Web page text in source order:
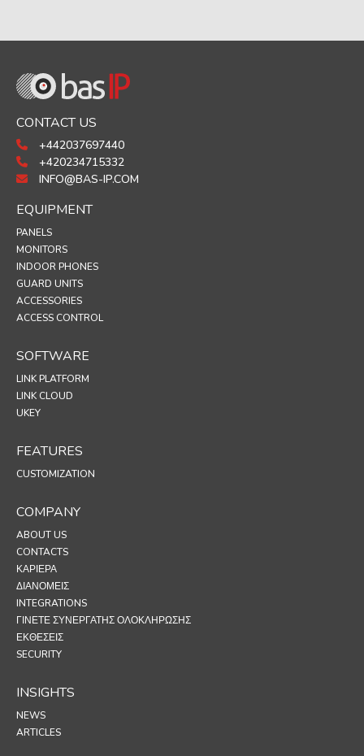
CONTACT US
+442037697440
+420234715332
INFO@BAS-IP.COM
EQUIPMENT
PANELS
MONITORS
INDOOR PHONES
GUARD UNITS
ACCESSORIES
ACCESS CONTROL
SOFTWARE
LINK PLATFORM
LINK CLOUD
UKEY
FEATURES
CUSTOMIZATION
COMPANY
ABOUT US
CONTACTS
ΚΑΡΙΈΡΑ
ΔΙΑΝΟΜΕΊΣ
INTEGRATIONS
ΓΊΝΕΤΕ ΣΥΝΕΡΓΆΤΗΣ ΟΛΟΚΛΉΡΩΣΗΣ
ΕΚΘΕΣΕΙΣ
SECURITY
INSIGHTS
NEWS
ARTICLES